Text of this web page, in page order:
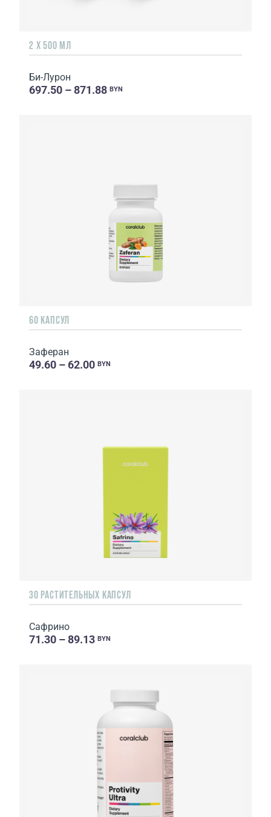
2 Х 500 МЛ
Би-Лурон
697.50 – 871.88 BYN
60 КАПСУЛ
Заферан
49.60 – 62.00 BYN
30 РАСТИТЕЛЬНЫХ КАПСУЛ
Сафрино
71.30 – 89.13 BYN